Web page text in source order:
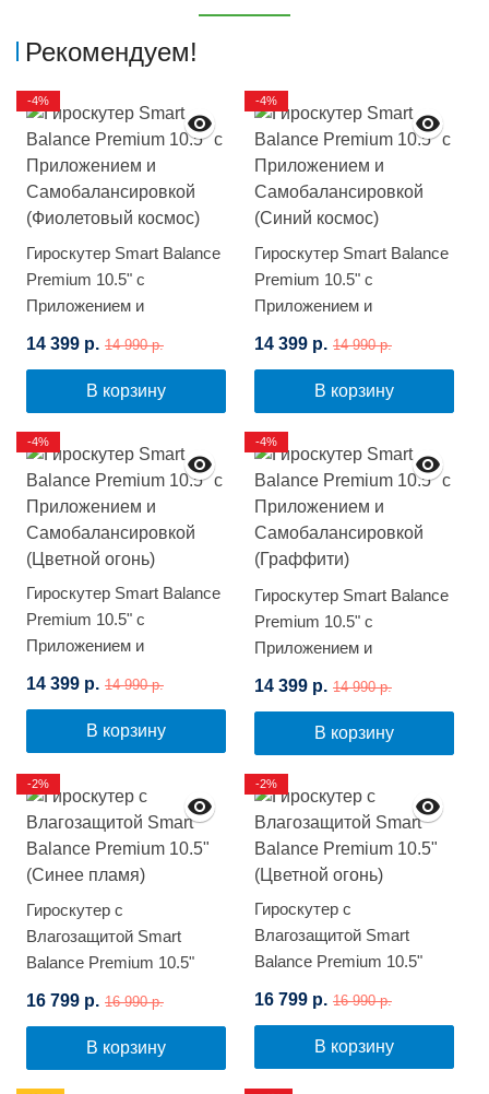
Рекомендуем!
Гироскутер Smart Balance
Premium 10.5" с
Приложением и
(Фиолетовый космос)
14 399 р. 14 990 р.
В корзину
-4%
Гироскутер Smart Balance
Premium 10.5" с
Приложением и
(Синий космос)
14 399 р. 14 990 р.
В корзину
-4%
Гироскутер Smart Balance
Premium 10.5" с
Приложением и
(Цветной огонь)
14 399 р. 14 990 р.
В корзину
-4%
Гироскутер Smart Balance
Premium 10.5" с
Приложением и
(Граффити)
14 399 р. 14 990 р.
В корзину
-4%
Гироскутер с
Влагозащитой Smart
Balance Premium 10.5"
16 799 р. 16 990 р.
В корзину
-2%
Гироскутер с
Влагозащитой Smart
Balance Premium 10.5"
16 799 р. 16 990 р.
В корзину
-2%